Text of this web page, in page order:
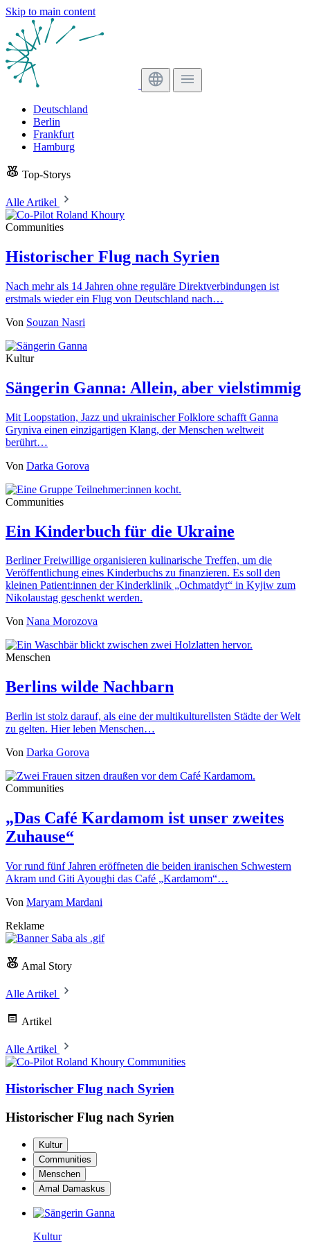
Skip to main content
Deutschland
Berlin
Frankfurt
Hamburg
Top-Storys
Alle Artikel
Communities
Historischer Flug nach Syrien
Nach mehr als 14 Jahren ohne reguläre Direktverbindungen ist
erstmals wieder ein Flug von Deutschland nach…
Von Souzan Nasri
Kultur
Sängerin Ganna: Allein, aber vielstimmig
Mit Loopstation, Jazz und ukrainischer Folklore schafft Ganna
Gryniva einen einzigartigen Klang, der Menschen weltweit
berührt…
Von Darka Gorova
Communities
Ein Kinderbuch für die Ukraine
Berliner Freiwillige organisieren kulinarische Treffen, um die
Veröffentlichung eines Kinderbuchs zu finanzieren. Es soll den
kleinen Patient:innen der Kinderklinik „Ochmatdyt“ in Kyjiw zum
Nikolaustag geschenkt werden.
Von Nana Morozova
Menschen
Berlins wilde Nachbarn
Berlin ist stolz darauf, als eine der multikulturellsten Städte der Welt
zu gelten. Hier leben Menschen…
Von Darka Gorova
Communities
„Das Café Kardamom ist unser zweites
Zuhause“
Vor rund fünf Jahren eröffneten die beiden iranischen Schwestern
Akram und Giti Ayoughi das Café „Kardamom“…
Von Maryam Mardani
Reklame
Amal Story
Alle Artikel
Artikel
Alle Artikel
Communities
Historischer Flug nach Syrien
Historischer Flug nach Syrien
Kultur
Communities
Menschen
Amal Damaskus
Kultur